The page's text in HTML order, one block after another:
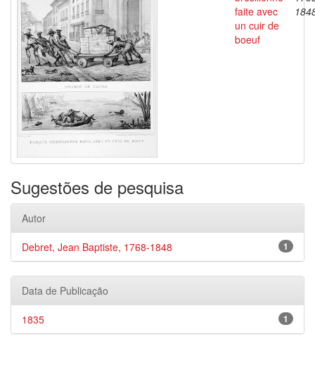
faite avec
un cuir de
boeuf
Sugestões de pesquisa
Autor
1
Debret, Jean Baptiste, 1768-1848
Data de Publicação
1
1835